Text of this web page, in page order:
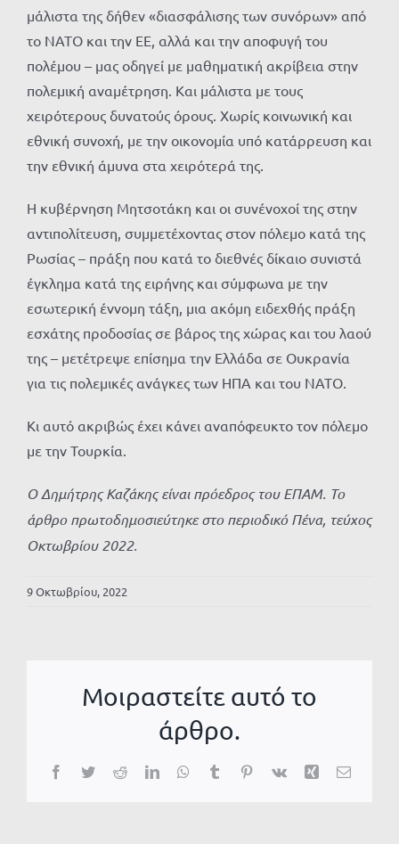
μάλιστα της δήθεν «διασφάλισης των συνόρων» από
το ΝΑΤΟ και την ΕΕ, αλλά και την αποφυγή του
πολέμου – μας οδηγεί με μαθηματική ακρίβεια στην
πολεμική αναμέτρηση. Και μάλιστα με τους
χειρότερους δυνατούς όρους. Χωρίς κοινωνική και
εθνική συνοχή, με την οικονομία υπό κατάρρευση και
την εθνική άμυνα στα χειρότερά της.
Η κυβέρνηση Μητσοτάκη και οι συνένοχοί της στην
αντιπολίτευση, συμμετέχοντας στον πόλεμο κατά της
Ρωσίας – πράξη που κατά το διεθνές δίκαιο συνιστά
έγκλημα κατά της ειρήνης και σύμφωνα με την
εσωτερική έννομη τάξη, μια ακόμη ειδεχθής πράξη
εσχάτης προδοσίας σε βάρος της χώρας και του λαού
της – μετέτρεψε επίσημα την Ελλάδα σε Ουκρανία
για τις πολεμικές ανάγκες των ΗΠΑ και του ΝΑΤΟ.
Κι αυτό ακριβώς έχει κάνει αναπόφευκτο τον πόλεμο
με την Τουρκία.
Ο Δημήτρης Καζάκης είναι πρόεδρος του ΕΠΑΜ. Το
άρθρο πρωτοδημοσιεύτηκε στο περιοδικό Πένα, τεύχος
Οκτωβρίου 2022.
9 Οκτωβρίου, 2022
Μοιραστείτε αυτό το
άρθρο.
Facebook
TwitterRedditLinkedInWhatsApp
TumblrPinterest
Vk Xing Email